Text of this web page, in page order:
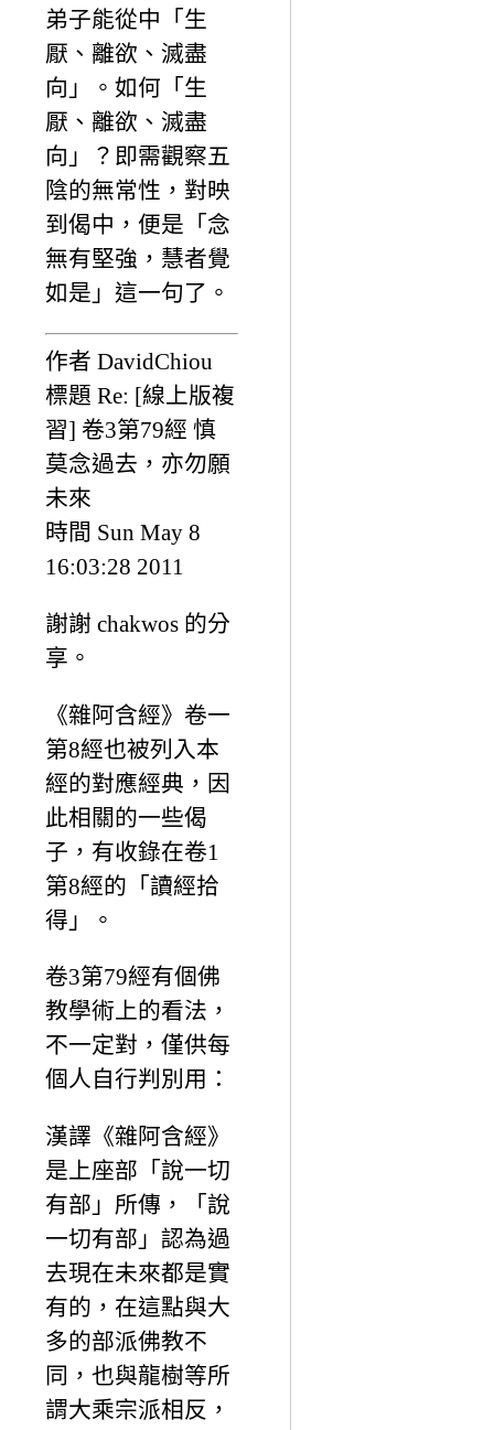
弟子能從中「生
厭、離欲、滅盡
向」。如何「生
厭、離欲、滅盡
向」？即需觀察五
陰的無常性，對映
到偈中，便是「念
無有堅強，慧者覺
如是」這一句了。
作者 DavidChiou
標題 Re: [線上版複
習] 卷3第79經 慎
莫念過去，亦勿願
未來
時間 Sun May 8
16:03:28 2011
謝謝 chakwos 的分
享。
《雜阿含經》卷一
第8經也被列入本
經的對應經典，因
此相關的一些偈
子，有收錄在卷1
第8經的「讀經拾
得」。
卷3第79經有個佛
教學術上的看法，
不一定對，僅供每
個人自行判別用：
漢譯《雜阿含經》
是上座部「說一切
有部」所傳，「說
一切有部」認為過
去現在未來都是實
有的，在這點與大
多的部派佛教不
同，也與龍樹等所
謂大乘宗派相反，